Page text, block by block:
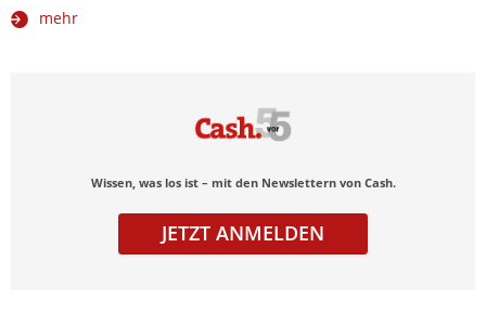
mehr
Wissen, was los ist – mit den Newslettern von Cash.
JETZT ANMELDEN